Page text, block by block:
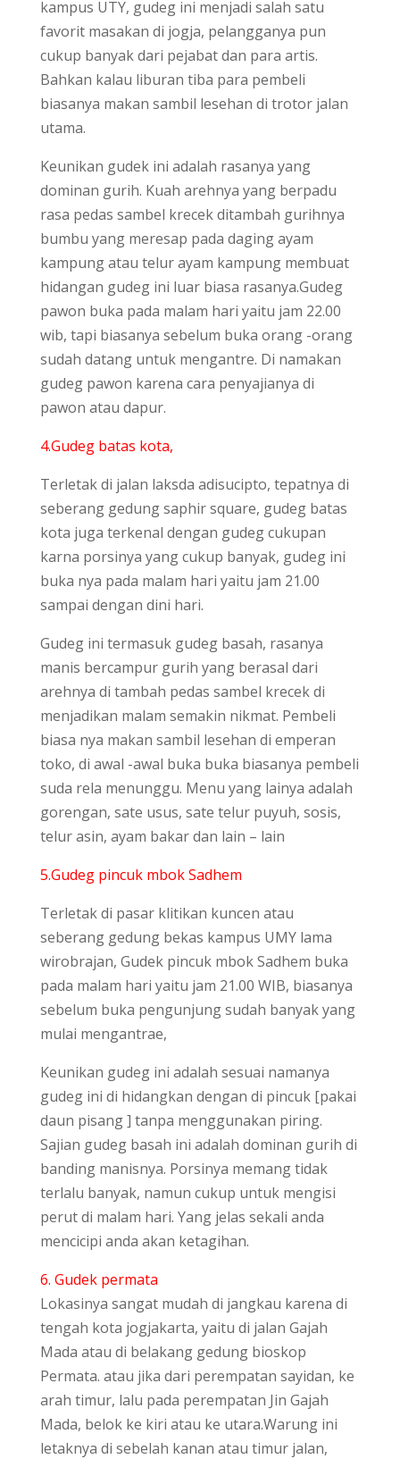
kampus UTY, gudeg ini menjadi salah satu
favorit masakan di jogja, pelangganya pun
cukup banyak dari pejabat dan para artis.
Bahkan kalau liburan tiba para pembeli
biasanya makan sambil lesehan di trotor jalan
utama.
Keunikan gudek ini adalah rasanya yang
dominan gurih. Kuah arehnya yang berpadu
rasa pedas sambel krecek ditambah gurihnya
bumbu yang meresap pada daging ayam
kampung atau telur ayam kampung membuat
hidangan gudeg ini luar biasa rasanya.Gudeg
pawon buka pada malam hari yaitu jam 22.00
wib, tapi biasanya sebelum buka orang -orang
sudah datang untuk mengantre. Di namakan
gudeg pawon karena cara penyajianya di
pawon atau dapur.
4.Gudeg batas kota,
Terletak di jalan laksda adisucipto, tepatnya di
seberang gedung saphir square, gudeg batas
kota juga terkenal dengan gudeg cukupan
karna porsinya yang cukup banyak, gudeg ini
buka nya pada malam hari yaitu jam 21.00
sampai dengan dini hari.
Gudeg ini termasuk gudeg basah, rasanya
manis bercampur gurih yang berasal dari
arehnya di tambah pedas sambel krecek di
menjadikan malam semakin nikmat. Pembeli
biasa nya makan sambil lesehan di emperan
toko, di awal -awal buka buka biasanya pembeli
suda rela menunggu. Menu yang lainya adalah
gorengan, sate usus, sate telur puyuh, sosis,
telur asin, ayam bakar dan lain – lain
5.Gudeg pincuk mbok Sadhem
Terletak di pasar klitikan kuncen atau
seberang gedung bekas kampus UMY lama
wirobrajan, Gudek pincuk mbok Sadhem buka
pada malam hari yaitu jam 21.00 WIB, biasanya
sebelum buka pengunjung sudah banyak yang
mulai mengantrae,
Keunikan gudeg ini adalah sesuai namanya
gudeg ini di hidangkan dengan di pincuk [pakai
daun pisang ] tanpa menggunakan piring.
Sajian gudeg basah ini adalah dominan gurih di
banding manisnya. Porsinya memang tidak
terlalu banyak, namun cukup untuk mengisi
perut di malam hari. Yang jelas sekali anda
mencicipi anda akan ketagihan.
6. Gudek permata
Lokasinya sangat mudah di jangkau karena di
tengah kota jogjakarta, yaitu di jalan Gajah
Mada atau di belakang gedung bioskop
Permata. atau jika dari perempatan sayidan, ke
arah timur, lalu pada perempatan Jin Gajah
Mada, belok ke kiri atau ke utara.Warung ini
letaknya di sebelah kanan atau timur jalan,